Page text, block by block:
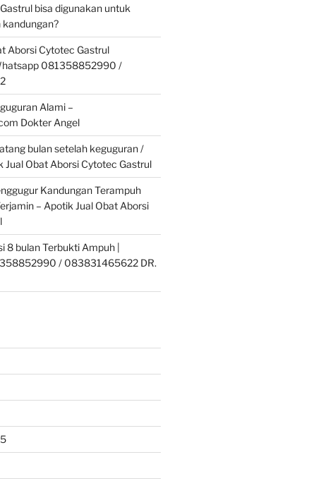
bisa digunakan untuk
Aborsi Cytotec Gastrul
081358852990 /
Alami –
Dokter Angel
bulan setelah keguguran /
Jual Obat Aborsi Cytotec Gastrul
Kandungan Terampuh
– Apotik Jual Obat Aborsi
8 bulan Terbukti Ampuh |
/ 083831465622 DR.